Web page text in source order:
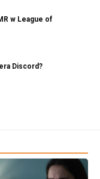
w League of
Discord?